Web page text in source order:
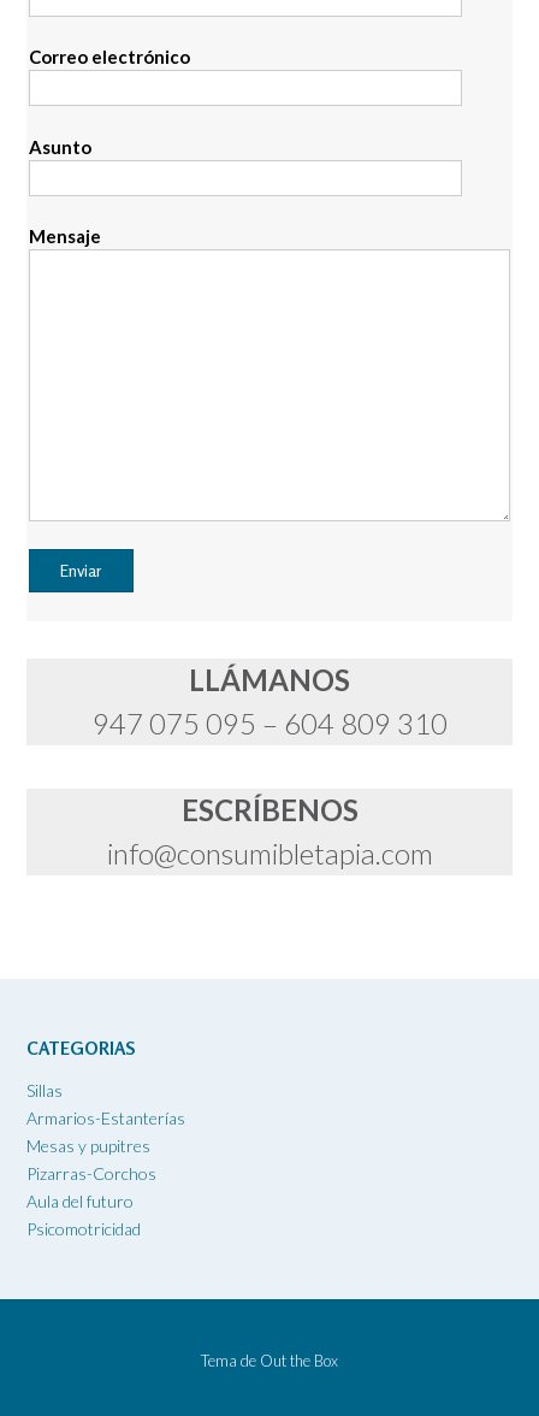
Correo electrónico
Asunto
Mensaje
LLÁMANOS
947 075 095 – 604 809 310
ESCRÍBENOS
info@consumibletapia.com
CATEGORIAS
Sillas
Armarios-Estanterías
Mesas y pupitres
Pizarras-Corchos
Aula del futuro
Psicomotricidad
Tema de Out the Box